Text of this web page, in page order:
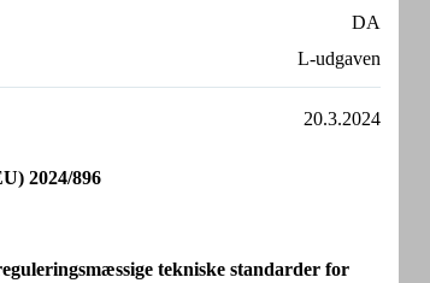
DA
L-udgaven
20.3.2024
2024/896
tekniske standarder for